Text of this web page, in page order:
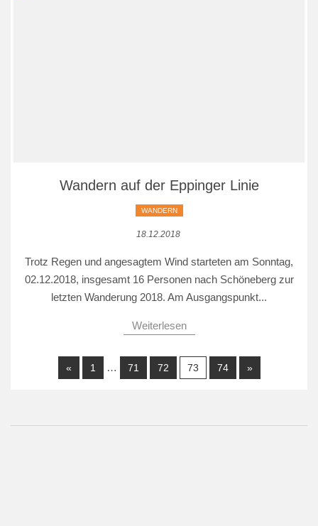
Wandern auf der Eppinger Linie
WANDERN
18.12.2018
Trotz Regen und angesagtem Wind starteten am Sonntag,
02.12.2018, insgesamt 16 Personen nach Schöneberg zur
letzten Wanderung 2018. Am Ausgangspunkt...
Weiterlesen
« 1 … 71 72 73 74 »